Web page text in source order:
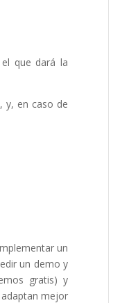
que dará la
y, en caso de
un
un demo y
gratis) y
mejor